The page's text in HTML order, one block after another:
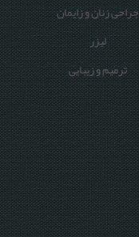
جراحی زنان و زایمان
لیزر
ترمیم و زیبایی